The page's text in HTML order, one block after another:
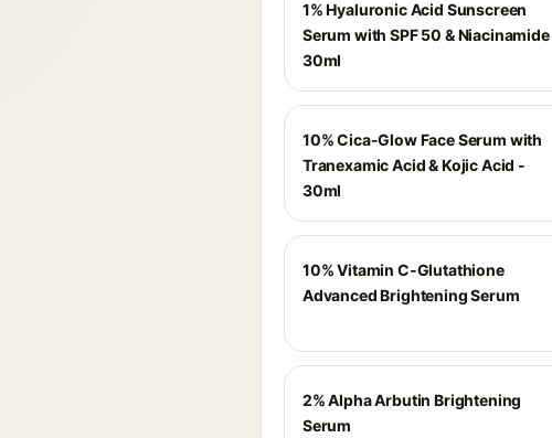
1% Hyaluronic Acid Sunscreen
Serum with SPF 50 &
30ml
10% Cica-Glow Face Serum with
Tranexamic Acid & Kojic Acid -
30ml
10% Vitamin C-Glutathione
Advanced Brightening Serum
2% Alpha Arbutin Brightening
Serum